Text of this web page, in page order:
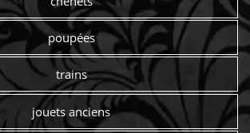
poupées
trains
jouets anciens